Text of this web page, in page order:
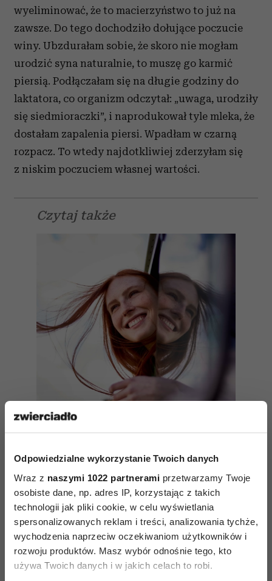
Odpowiedzialne wykorzystanie Twoich danych
Wraz z naszymi 1022 partnerami przetwarzamy Twoje
osobiste dane, np. adres IP, korzystając z takich
technologii jak pliki cookie, w celu wyświetlania
spersonalizowanych reklam i treści, analizowania tychże,
wychodzenia naprzeciw oczekiwaniom użytkowników i
rozwoju produktów. Masz wybór odnośnie tego, kto
używa Twoich danych i w jakich celach to robi.
wyeliminować, że to macierzyństwo to już na
zawsze. Do tego dochodziło dołujące poczucie
winy. Ubzdurałam sobie, że skoro nie mogłam
urodzić syna naturalnie, to muszę go karmić
piersią. Podłączałam się na długie godziny do
laktatora, co organizm odczytał: „uwaga, urodziły
się siedmioraczki”, i naprodukował tyle mleka, że
dostałam zapalenia piersi. Wpadłam w czarną
rozpacz. To wtedy najdotkliwiej zderzyłam się
z niskim poczuciem własnej wartości.
Czytaj także
których zbudujesz przekonanie,
że możesz
Wpływa na osobiste spełnienie
Nathaniel Branden pisze, że esencją poczucia
własnej wartości jest zaufanie do własnego